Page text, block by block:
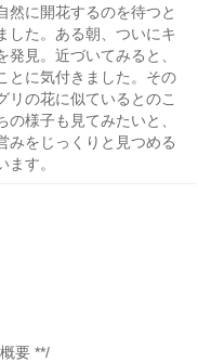
然に開花するのを待つと
した。ある朝、ついにキ
見。近づいてみると、
とに気付きました。その
リの花に似ているとのこ
様子も見てみたいと、
みをじっくりと見つめる
す。
要 **/